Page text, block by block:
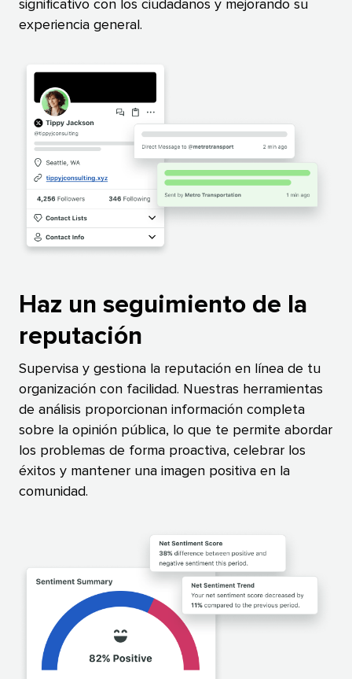
significativo con los ciudadanos y mejorando su
experiencia general.​​
Haz un seguimiento de la
reputación​​
Supervisa y gestiona la reputación en línea de tu
organización con facilidad. Nuestras herramientas
de análisis proporcionan información completa
sobre la opinión pública, lo que te permite abordar
los problemas de forma proactiva, celebrar los
éxitos y mantener una imagen positiva en la
comunidad.​​